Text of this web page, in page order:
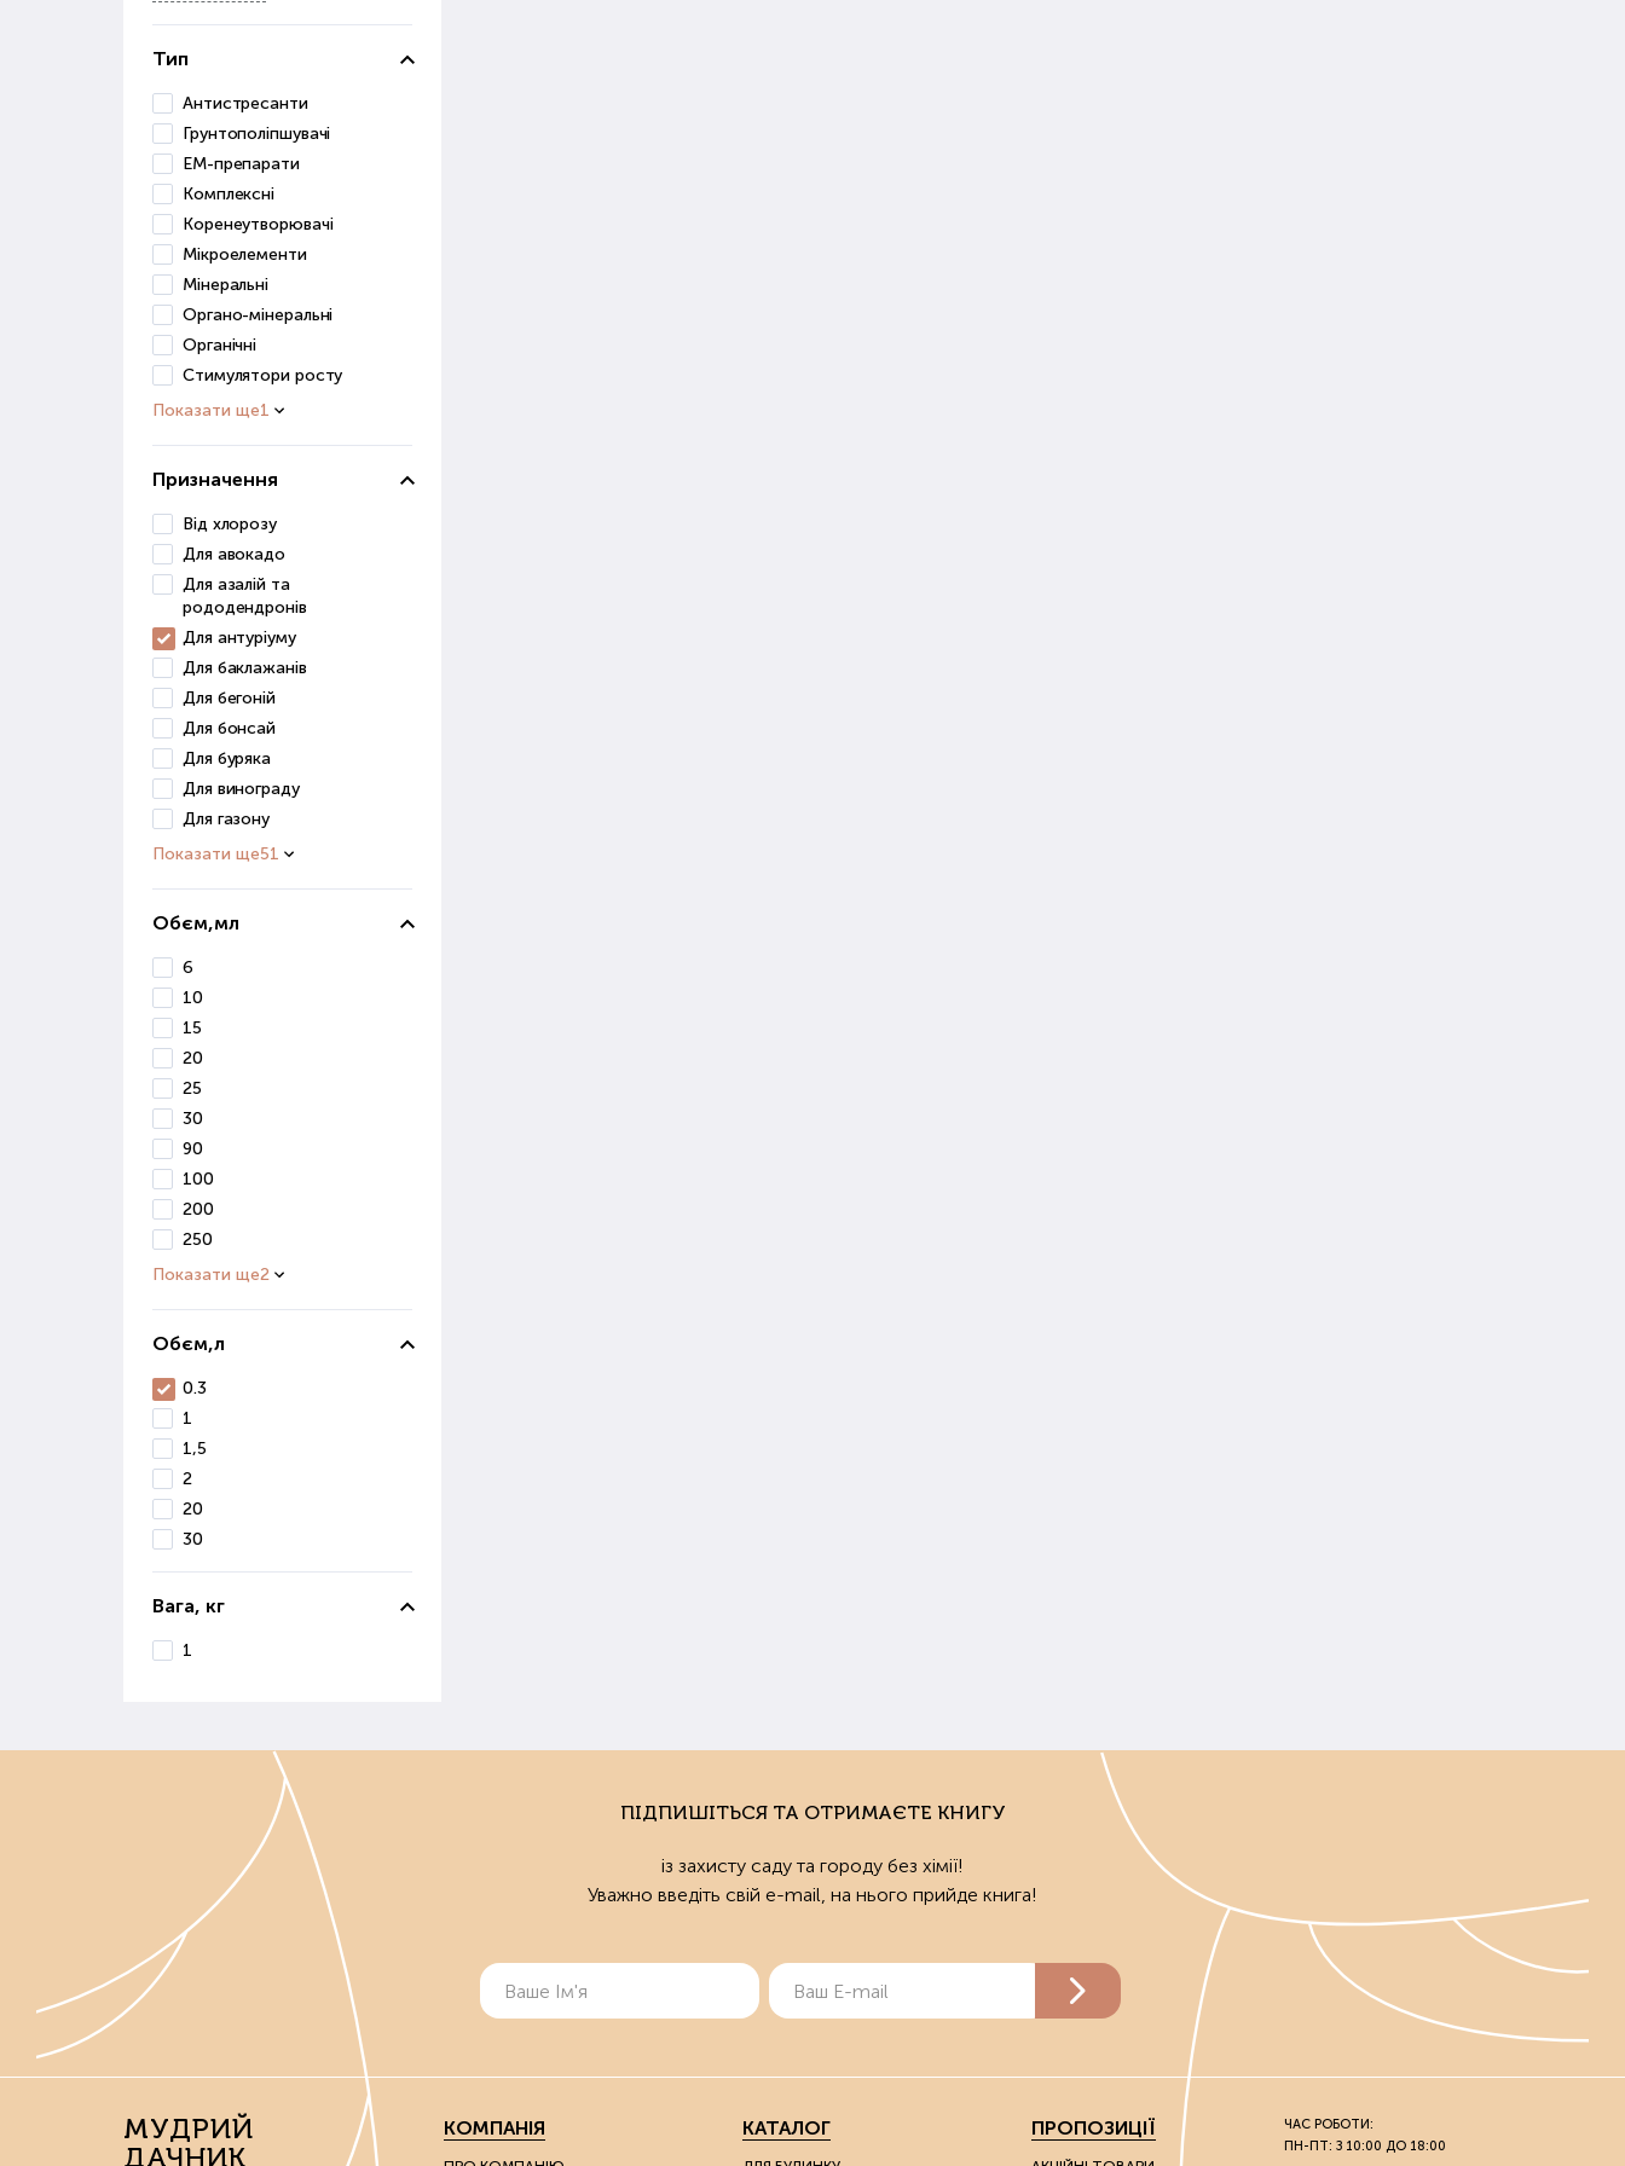
Тип
Антистресанти
Грунтополіпшувачі
ЕМ-препарати
Комплексні
Коренеутворювачі
Мікроелементи
Мінеральні
Органо-мінеральні
Органічні
Стимулятори росту
Показати ще1
Призначення
Від хлорозу
Для авокадо
Для азалій та
рододендронів
Для антуріуму
Для баклажанів
Для бегоній
Для бонсай
Для буряка
Для винограду
Для газону
Показати ще51
Обєм,мл
6
10
15
20
25
30
90
100
200
250
Показати ще2
Обєм,л
0.3
1
1,5
2
20
30
Вага, кг
1
ПІДПИШІТЬСЯ ТА ОТРИМАЄТЕ КНИГУ
із захисту саду та городу без хімії!
Уважно введіть свій e-mail, на нього прийде книга!
МУДРИЙ
ДАЧНИК
КОМПАНІЯ КАТАЛОГ ПРОПОЗИЦІЇ
ЧАС РОБОТИ:
ПН-ПТ: З 10:00 ДО 18:00